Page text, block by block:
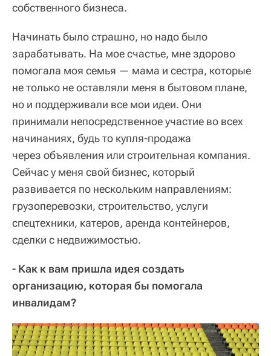
собственного бизнеса.
Начинать было страшно, но надо было
зарабатывать. На мое счастье, мне здорово
помогала моя семья — мама и сестра, которые
не только не оставляли меня в бытовом плане,
но и поддерживали все мои идеи. Они
принимали непосредственное участие во всех
начинаниях, будь то купля-продажа
через объявления или строительная компания.
Сейчас у меня свой бизнес, который
развивается по нескольким направлениям:
грузоперевозки, строительство, услуги
спецтехники, катеров, аренда контейнеров,
сделки с недвижимостью.
- Как к вам пришла идея создать
организацию, которая бы помогала
инвалидам?